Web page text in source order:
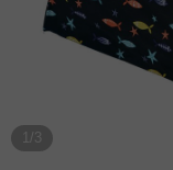
1/3